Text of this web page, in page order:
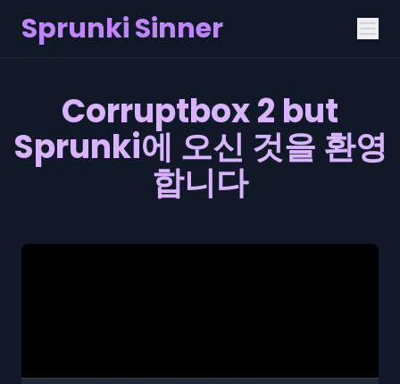
Sprunki Sinner
Corruptbox 2 but
Sprunki에 오신 것을 환영
합니다